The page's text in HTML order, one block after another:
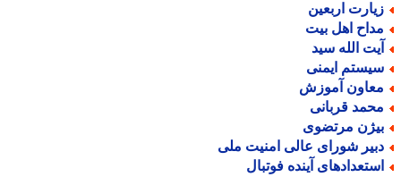
اربعین
اهل بیت
الله سید
ایمنی
آموزش
قربانی
مرتضوی
شورای عالی امنیت ملی
آینده فوتبال